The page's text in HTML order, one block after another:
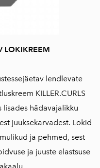
LOKIKREEM
lendlevate
KILLER.CURLS
lisades hädavajalikku
juuksekarvadest. Lokid
ja pehmed, sest
ja juuste elastsuse